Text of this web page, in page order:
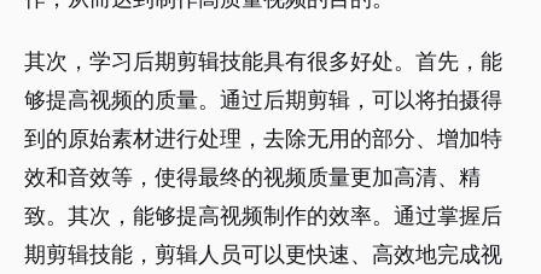
其次，学习后期剪辑技能具有很多好处。首先，能
够提高视频的质量。通过后期剪辑，可以将拍摄得
到的原始素材进行处理，去除无用的部分、增加特
效和音效等，使得最终的视频质量更加高清、精
致。其次，能够提高视频制作的效率。通过掌握后
期剪辑技能，剪辑人员可以更快速、高效地完成视